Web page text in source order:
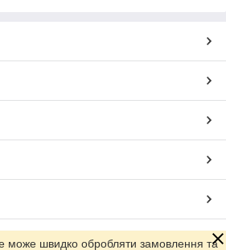
Prom.ua
може швидко обробляти замовлення та